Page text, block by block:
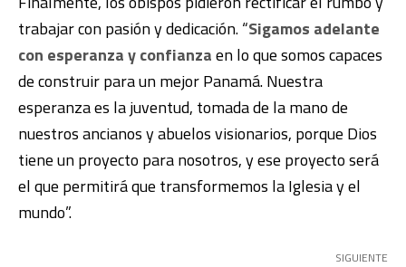
trabajar con pasión y dedicación. “Sigamos adelante
con esperanza y confianzaen lo que somos capaces
de construir para un mejor Panamá. Nuestra
esperanza es la juventud, tomada de la mano de
nuestros ancianos y abuelos visionarios, porque Dios
tiene un proyecto para nosotros, y ese proyecto será
el que permitirá que transformemos la Iglesia y el
mundo”.
SIGUIENTE